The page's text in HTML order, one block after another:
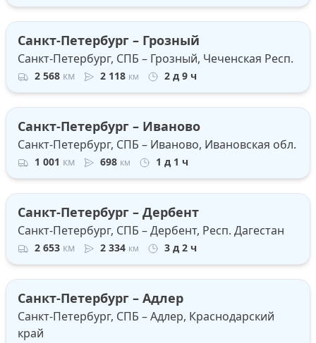
Санкт-Петербург – Грозный
Санкт-Петербург, СПБ – Грозный, Чеченская Респ.
2 568 км 2 118 км 2 д 9 ч
Санкт-Петербург – Иваново
Санкт-Петербург, СПБ – Иваново, Ивановская обл.
1 001 км 698 км 1 д 1 ч
Санкт-Петербург – Дербент
Санкт-Петербург, СПБ – Дербент, Респ. Дагестан
2 653 км 2 334 км 3 д 2 ч
Санкт-Петербург – Адлер
Санкт-Петербург, СПБ – Адлер, Краснодарский
край